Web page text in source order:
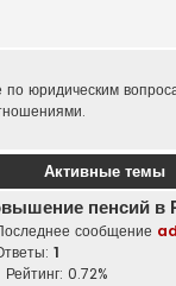
юридическим
Активные темы
пенсий в
сообщение
1
Рейтинг: 0.72%